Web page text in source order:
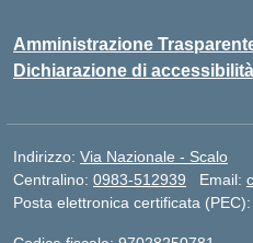
Amministrazione
Dichiarazione di accessibilità
Indirizzo: Via Nazionale - Scalo
Centralino: 0983-512939 Email:
Posta elettronica certificata (PEC):